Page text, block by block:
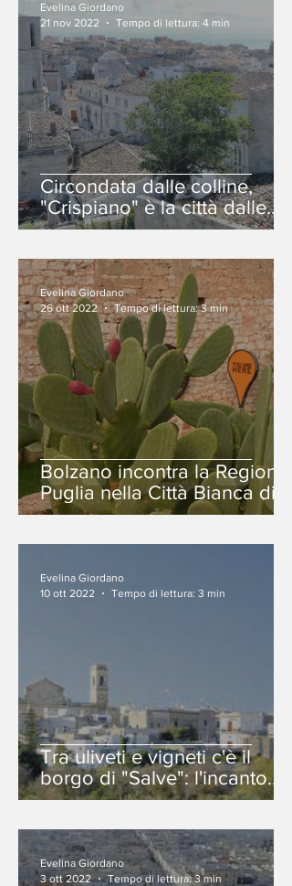
Circondata dalle colline,
"Crispiano" è la città dalle
“cento masserie"
Evelina Giordano
21 nov 2022
Tempo di lettura: 4 min
Bolzano incontra la Regione
Puglia nella Città Bianca di
Ostuni.
Evelina Giordano
26 ott 2022
Tempo di lettura: 3 min
Tra uliveti e vigneti c'è il
borgo di "Salve": l'incanto
del Capo di Leuca.
Evelina Giordano
10 ott 2022
Tempo di lettura: 3 min
Evelina Giordano
3 ott 2022
Tempo di lettura: 3 min